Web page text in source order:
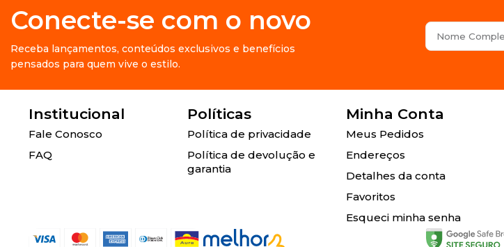
Conecte-se com o novo
Receba lançamentos, conteúdos exclusivos e benefícios
pensados para quem vive o estilo.
Institucional
Fale Conosco
FAQ
Políticas
Política de privacidade
Política de devolução e
garantia
Minha Conta
Meus Pedidos
Endereços
Detalhes da conta
Favoritos
Esqueci minha senha